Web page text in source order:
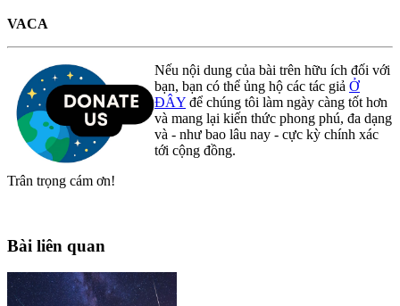
VACA
Nếu nội dung của bài trên hữu ích đối với
bạn, bạn có thể ủng hộ các tác giả Ở
ĐÂY để chúng tôi làm ngày càng tốt hơn
và mang lại kiến thức phong phú, đa dạng
và - như bao lâu nay - cực kỳ chính xác
tới cộng đồng.
Trân trọng cám ơn!
Bài liên quan